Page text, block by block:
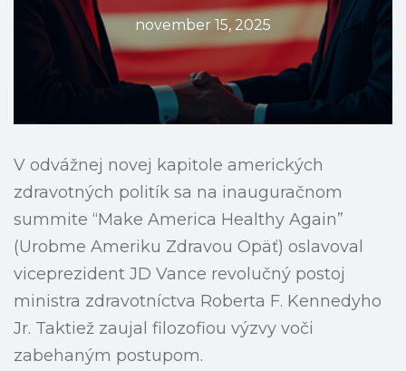
november 15, 2025
V odvážnej novej kapitole amerických
zdravotných politík sa na inauguračnom
summite “Make America Healthy Again”
(Urobme Ameriku Zdravou Opäť) oslavoval
viceprezident JD Vance revolučný postoj
ministra zdravotníctva Roberta F. Kennedyho
Jr. Taktiež zaujal filozofiou výzvy voči
zabehaným postupom.